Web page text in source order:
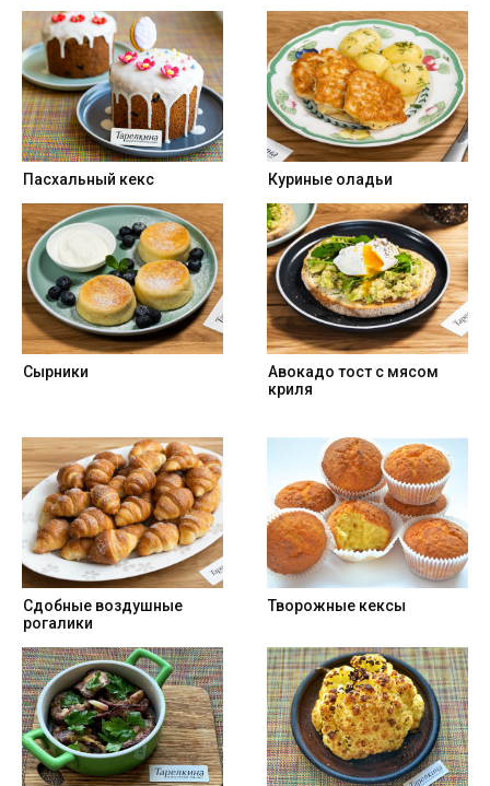
Пасхальный кекс Куриные оладьи
Сырники
Авокадо тост с мясом
криля
Cдобные воздушные
рогалики
Творожные кексы